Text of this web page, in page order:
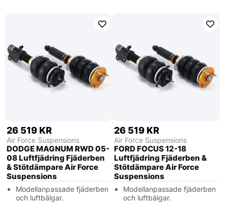
26 519 KR
Air Force Suspensions
DODGE MAGNUM RWD 05-
08 Luftfjädring Fjäderben
& Stötdämpare Air Force
Suspensions
Modellanpassade fjäderben
och luftbälgar.
26 519 KR
Air Force Suspensions
FORD FOCUS 12-18
Luftfjädring Fjäderben &
Stötdämpare Air Force
Suspensions
Modellanpassade fjäderben
och luftbälgar.